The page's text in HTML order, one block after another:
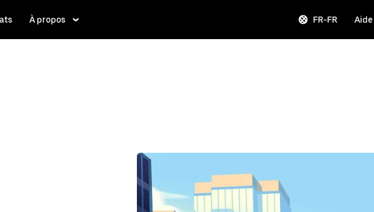
À propos FR-FR Aide